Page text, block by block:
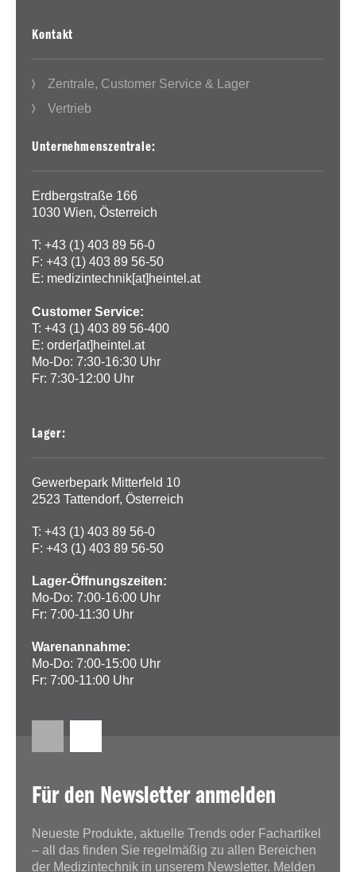
Kontakt
Zentrale, Customer Service & Lager
Vertrieb
Unternehmenszentrale:
Erdbergstraße 166
1030 Wien, Österreich
T: +43 (1) 403 89 56-0
F: +43 (1) 403 89 56-50
E: medizintechnik[at]heintel.at
Customer Service:
T: +43 (1) 403 89 56-400
E: order[at]heintel.at
Mo-Do: 7:30-16:30 Uhr
Fr: 7:30-12:00 Uhr
Lager:
Gewerbepark Mitterfeld 10
2523 Tattendorf, Österreich
T: +43 (1) 403 89 56-0
F: +43 (1) 403 89 56-50
Lager-Öffnungszeiten:
Mo-Do: 7:00-16:00 Uhr
Fr: 7:00-11:30 Uhr
Warenannahme:
Mo-Do: 7:00-15:00 Uhr
Fr: 7:00-11:00 Uhr
Für den Newsletter anmelden
Neueste Produkte, aktuelle Trends oder Fachartikel
– all das finden Sie regelmäßig zu allen Bereichen
der Medizintechnik in unserem Newsletter. Melden